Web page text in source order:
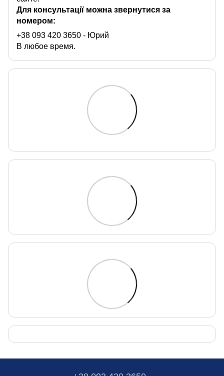
Для консультації можна звернутися за
номером:
+38 093 420 3650 - Юрий
В любое время.